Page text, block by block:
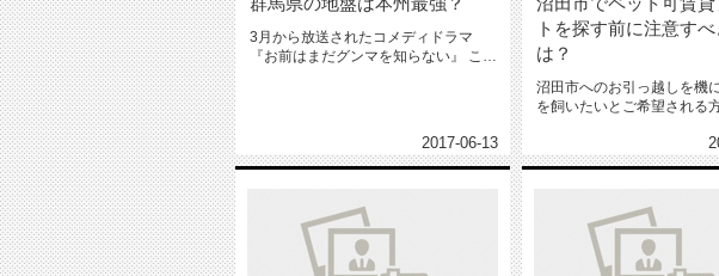
3月から放送されたコメディドラマ
『お前はまだグンマを知らない』 この
2017-06-13
トを探す前に注意すべ
は？
沼田市へのお引っ越しを機
を飼いたいとご希望される